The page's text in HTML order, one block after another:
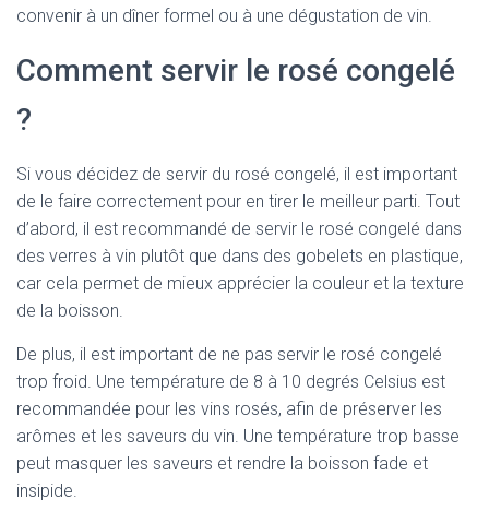
convenir à un dîner formel ou à une dégustation de vin.
Comment servir le rosé congelé
?
Si vous décidez de servir du rosé congelé, il est important
de le faire correctement pour en tirer le meilleur parti. Tout
d’abord, il est recommandé de servir le rosé congelé dans
des verres à vin plutôt que dans des gobelets en plastique,
car cela permet de mieux apprécier la couleur et la texture
de la boisson.
De plus, il est important de ne pas servir le rosé congelé
trop froid. Une température de 8 à 10 degrés Celsius est
recommandée pour les vins rosés, afin de préserver les
arômes et les saveurs du vin. Une température trop basse
peut masquer les saveurs et rendre la boisson fade et
insipide.